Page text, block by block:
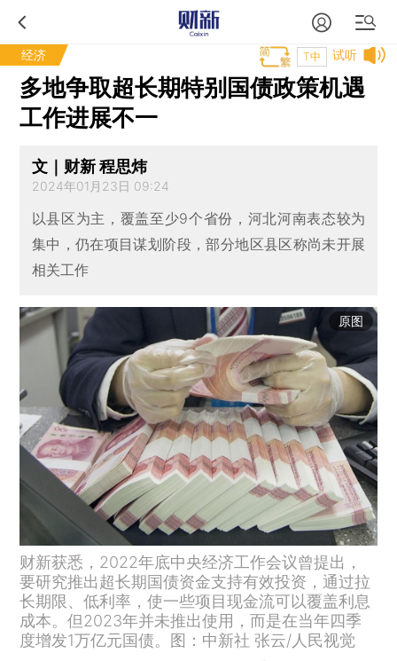
经济 试听
T中
多地争取超长期特别国债政策机遇
工作进展不一
文｜财新 程思炜
2024年01月23日 09:24
以县区为主，覆盖至少9个省份，河北河南表态较为
集中，仍在项目谋划阶段，部分地区县区称尚未开展
相关工作
原图
财新获悉，2022年底中央经济工作会议曾提出，
要研究推出超长期国债资金支持有效投资，通过拉
长期限、低利率，使一些项目现金流可以覆盖利息
成本。但2023年并未推出使用，而是在当年四季
度增发1万亿元国债。图：中新社 张云/人民视觉